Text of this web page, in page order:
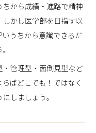
から成績・進路で精神
かし医学部を目指す以
いうちから意識できるだ
・管理型・面倒見型など
ばどこでも！ではなく
しましょう。